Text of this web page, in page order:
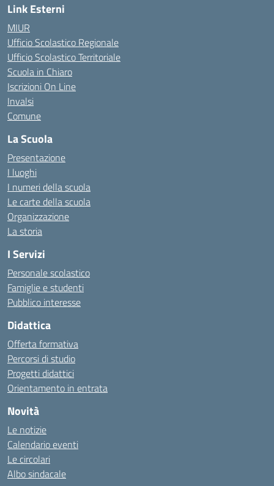
Link Esterni
MIUR
Ufficio Scolastico Regionale
Ufficio Scolastico Territoriale
Scuola in Chiaro
Iscrizioni On Line
Invalsi
Comune
La Scuola
Presentazione
I luoghi
I numeri della scuola
Le carte della scuola
Organizzazione
La storia
I Servizi
Personale scolastico
Famiglie e studenti
Pubblico interesse
Didattica
Offerta formativa
Percorsi di studio
Progetti didattici
Orientamento in entrata
Novità
Le notizie
Calendario eventi
Le circolari
Albo sindacale